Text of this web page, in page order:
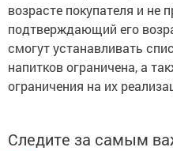
возрасте покупателя и не
подтверждающий его
смогут устанавливать
напитков ограничена, а
ограничения на их
Следите за самым